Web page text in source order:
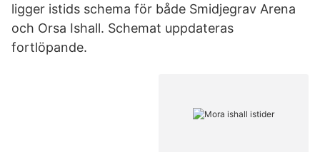
ligger istids schema för både Smidjegrav Arena
och Orsa Ishall. Schemat uppdateras
fortlöpande.